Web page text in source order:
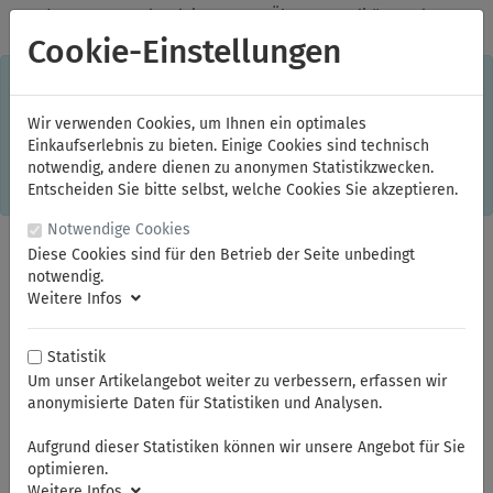
✓Jeden Monat starke Aktionen ✓Über 20 Qualitätsmarken ✓
Kostenlose Lieferung im Inland ab 150,00 Euro Bruttowarenwert
Einkaufserlebnis. Dabei werden beispielsweise die Session-
Informationen oder die Spracheinstellung auf Ihrem Rechner
gespeichert. Ohne Cookies ist der Funktionsumfang des
Online-Shops eingeschränkt. Sind Sie damit nicht
einverstanden, klicken Sie bitte hier.
Kraftschrauber-Werkzeuge 1/2"
Kraftschrauber-Steckschlüssel-Einsätze 1/2"
Cookie-Einstellungen
Wir verwenden Cookies, um Ihnen ein optimales
Einkaufserlebnis zu bieten. Einige Cookies sind technisch
notwendig, andere dienen zu anonymen Statistikzwecken.
Entscheiden Sie bitte selbst, welche Cookies Sie akzeptieren.
Notwendige Cookies
Diese Cookies sind für den Betrieb der Seite unbedingt
notwendig.
Weitere Infos
Statistik
Um unser Artikelangebot weiter zu verbessern, erfassen wir
anonymisierte Daten für Statistiken und Analysen.
Aufgrund dieser Statistiken können wir unsere Angebot für Sie
optimieren.